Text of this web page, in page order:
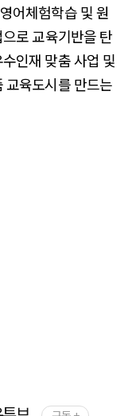
어체험학습 및 원
로 교육기반을 탄
인재 맞춤 사업 및
교육도시를 만드는